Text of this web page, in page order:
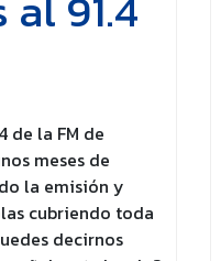
de la FM de
meses de
la emisión y
cubriendo toda
decirnos